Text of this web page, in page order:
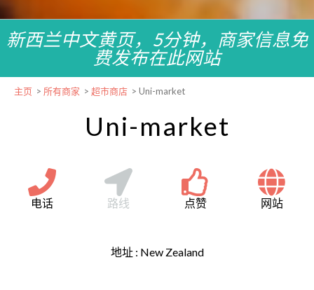
新西兰中文黄页，5分钟，商家信息免
费发布在此网站
主页 > 所有商家 > 超市商店 > Uni-market
Uni-market
电话 路线 点赞 网站
地址 : New Zealand